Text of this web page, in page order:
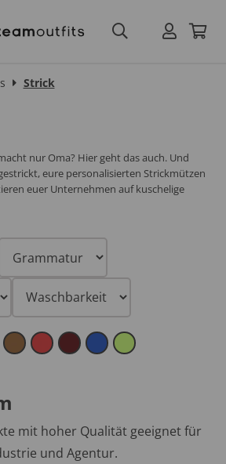
Strick
nur Oma? Hier geht das auch. Und
eure personalisierten Strickmützen
euer Unternehmen auf kuschelige
mit hoher Qualität geeignet für
und Agentur.